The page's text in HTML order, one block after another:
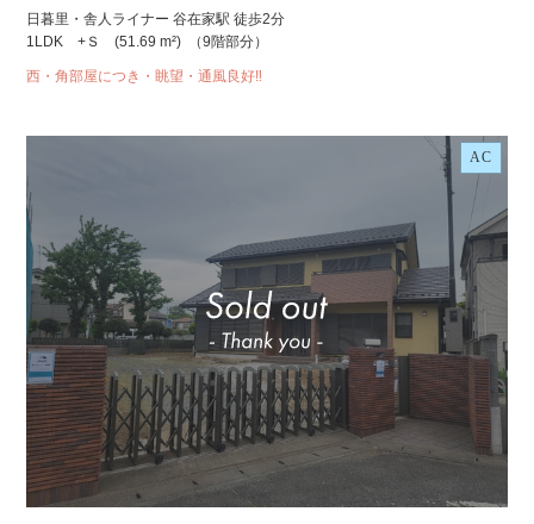
日暮里・舎人ライナー 谷在家駅 徒歩2分
1LDK +Ｓ
(51.69 m²) （9階部分）
西・角部屋につき・眺望・通風良好‼
AC